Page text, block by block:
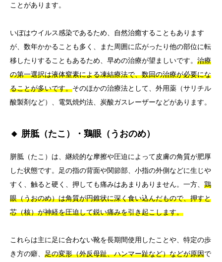
ことがあります。
いぼはウイルス感染であるため、自然治癒することもあります
が、数年かかることも多く、また周囲に広がったり他の部位に転
移したりすることもあるため、早めの治療が望ましいです。 治療
の第一選択は液体窒素による凍結療法で、数回の治療が必要にな
ることが多いです。そのほかの治療法として、外用薬（サリチル
酸製剤など）、電気焼灼法、炭酸ガスレーザーなどがあります。
🔸 胼胝（たこ）・鶏眼（うおのめ）
胼胝（たこ）は、継続的な摩擦や圧迫によって皮膚の角質が肥厚
した状態です。足の指の背面や関節部、小指の外側などに生じや
すく、触ると硬く、押しても痛みはあまりありません。一方、 鶏
眼（うおのめ）は角質が円錐状に深く食い込んだもので、押すと
芯（核）が神経を圧迫して鋭い痛みを引き起こします。
これらは主に足に合わない靴を長期間使用したことや、特定の歩
き方の癖、 足の変形（外反母趾、ハンマー趾など）などが原因で